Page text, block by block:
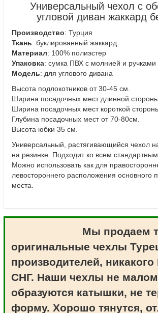
Универсальный чехол с
угловой диван жаккард
Производство: Турция
Ткань: буклированный жаккард
Материал: 100% полиэстер
Упаковка: сумка ПВХ с молнией и ручками
Модель: для углового дивана
Высота подлокотников от 30-45 см.
Ширина посадочных мест длинной
Ширина посадочных мест короткой
Глубина посадочных мест от 70-80см.
Высота юбки 35 см.
Универсальный, растягивающийся чехол
на резинке. Подходит ко всем
Можно использовать как для
левостороннего расположения основного
места.
Мы продаем
оригинальные чехлы
производителей, никакого
СНГ. Наши чехлы не
образуются катышки, не
форму. Хорошо тянутся,